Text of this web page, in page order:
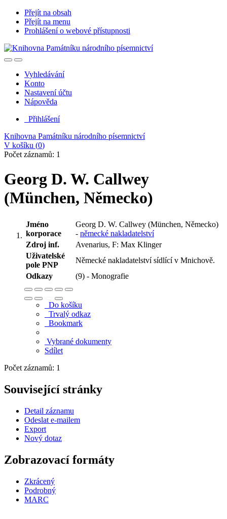
Přejít na obsah
Přejít na menu
Prohlášení o webové přístupnosti
Vyhledávání
Konto
Nastavení účtu
Nápověda
Přihlášení
Knihovna Památníku národního písemnictví
V košíku (0)
Počet záznamů: 1
Georg D. W. Callwey
(München, Německo)
Jméno
korporace
Georg D. W. Callwey (München, Německo)
- německé nakladatelství
Zdroj inf.
Avenarius, F: Max Klinger
Uživatelské
pole PNP
Německé nakladatelství sídlící v Mnichově.
Odkazy
(9) - Monografie
Do košíku
Trvalý odkaz
Bookmark
Vybrané dokumenty
Sdílet
Počet záznamů: 1
Související stránky
Detail záznamu
Odeslat e-mailem
Export
Nový dotaz
Zobrazovací formáty
Zkrácený
Podrobný
MARC